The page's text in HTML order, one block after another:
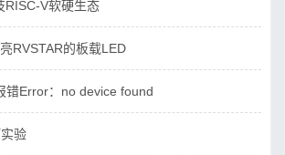
RISC-V软硬生态
RVSTAR的板载LED
错Error：no device found
验